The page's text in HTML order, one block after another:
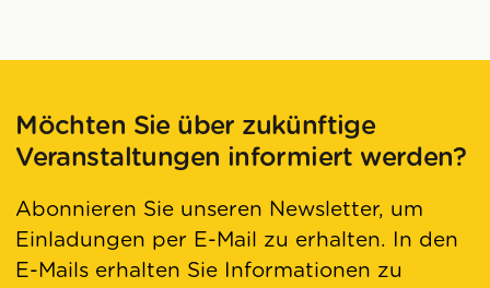
Möchten Sie über zukünftige
Veranstaltungen informiert werden?
Abonnieren Sie unseren Newsletter, um
Einladungen per E-Mail zu erhalten. In den
E-Mails erhalten Sie Informationen zu